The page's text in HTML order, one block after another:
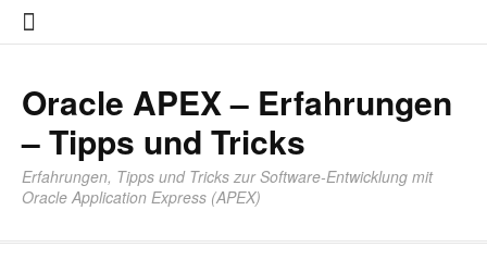
Zum
Inhalt
Oracle APEX – Erfahrungen
– Tipps und Tricks
Erfahrungen, Tipps und Tricks zur Software-Entwicklung mit
Oracle Application Express (APEX)